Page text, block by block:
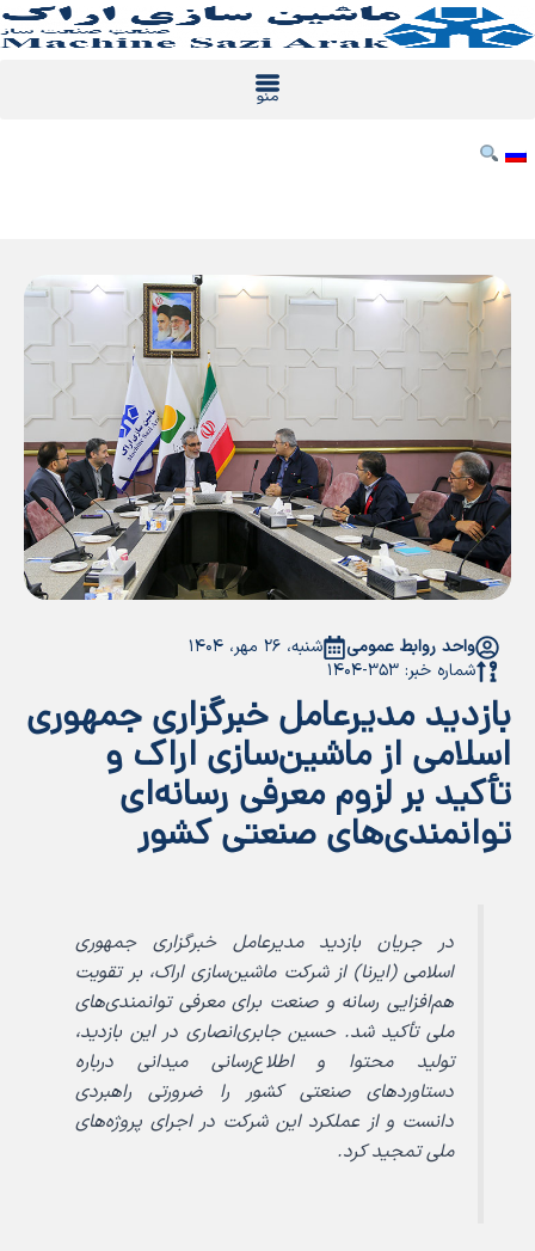
پرش
به
واحد روابط عمومی
شنبه، ۲۶ مهر، ۱۴۰۴
شماره خبر: ۳۵۳-۱۴۰۴
بازدید مدیرعامل خبرگزاری جمهوری
اسلامی از ماشین‌سازی اراک و
تأکید بر لزوم معرفی رسانه‌ای
توانمندی‌های صنعتی کشور
در جریان بازدید مدیرعامل خبرگزاری جمهوری
اسلامی (ایرنا) از شرکت ماشین‌سازی اراک، بر تقویت
هم‌افزایی رسانه و صنعت برای معرفی توانمندی‌های
ملی تأکید شد. حسین جابری‌انصاری در این بازدید،
تولید محتوا و اطلاع‌رسانی میدانی درباره
دستاوردهای صنعتی کشور را ضرورتی راهبردی
دانست و از عملکرد این شرکت در اجرای پروژه‌های
ملی تمجید کرد.